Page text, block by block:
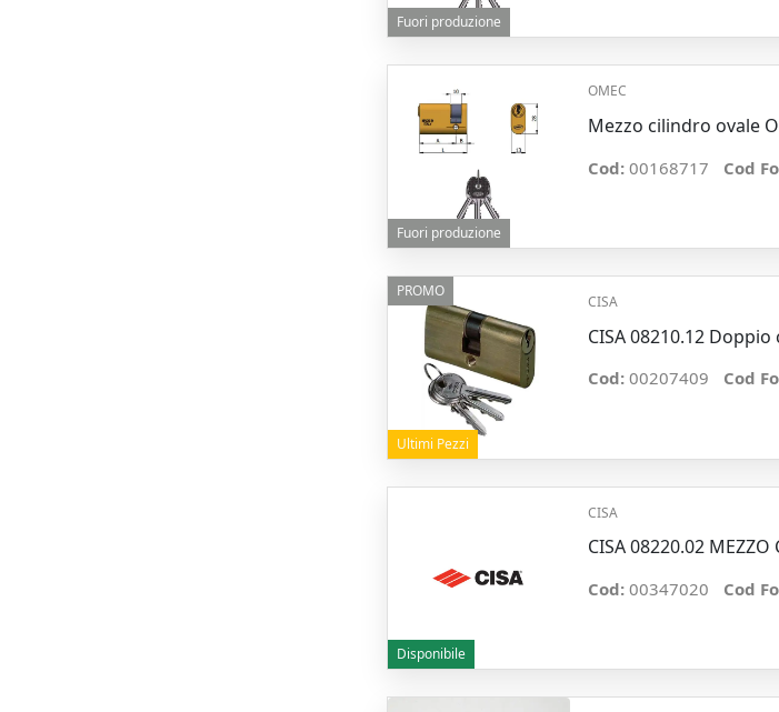
Fuori produzione
Fuori produzione
OMEC
Mezzo cilindro ovale
Cod: 00168717 Cod
Ultimi Pezzi
PROMO
CISA
CISA 08210.12
Cod: 00207409 Cod
Disponibile
CISA
CISA 08220.02
Cod: 00347020 Cod